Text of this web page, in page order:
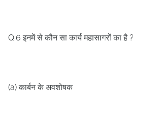
Q.6इनमें से कौन सा कार्य महासागरों का है ?
(a)कार्बन के अवशोषक